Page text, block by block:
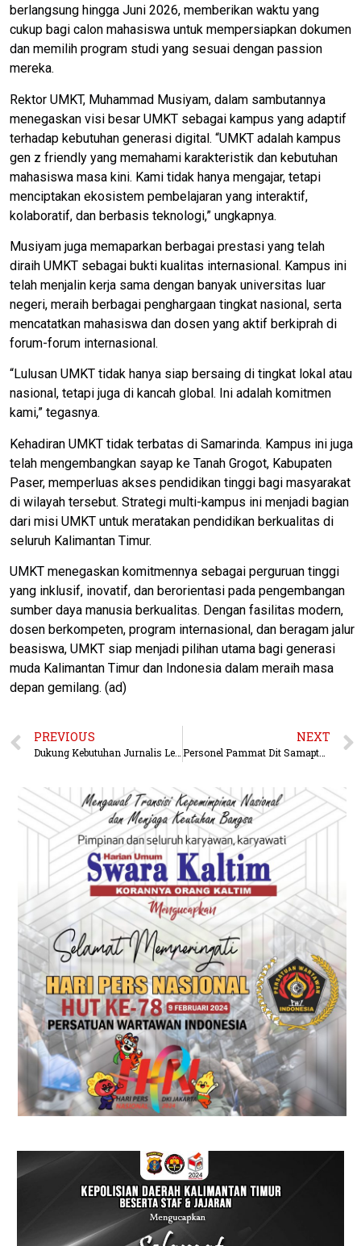
berlangsung hingga Juni 2026, memberikan waktu yang
cukup bagi calon mahasiswa untuk mempersiapkan dokumen
dan memilih program studi yang sesuai dengan passion
mereka.
Rektor UMKT, Muhammad Musiyam, dalam sambutannya
menegaskan visi besar UMKT sebagai kampus yang adaptif
terhadap kebutuhan generasi digital. “UMKT adalah kampus
gen z friendly yang memahami karakteristik dan kebutuhan
mahasiswa masa kini. Kami tidak hanya mengajar, tetapi
menciptakan ekosistem pembelajaran yang interaktif,
kolaboratif, dan berbasis teknologi,” ungkapnya.
Musiyam juga memaparkan berbagai prestasi yang telah
diraih UMKT sebagai bukti kualitas internasional. Kampus ini
telah menjalin kerja sama dengan banyak universitas luar
negeri, meraih berbagai penghargaan tingkat nasional, serta
mencatatkan mahasiswa dan dosen yang aktif berkiprah di
forum-forum internasional.
“Lulusan UMKT tidak hanya siap bersaing di tingkat lokal atau
nasional, tetapi juga di kancah global. Ini adalah komitmen
kami,” tegasnya.
Kehadiran UMKT tidak terbatas di Samarinda. Kampus ini juga
telah mengembangkan sayap ke Tanah Grogot, Kabupaten
Paser, memperluas akses pendidikan tinggi bagi masyarakat
di wilayah tersebut. Strategi multi-kampus ini menjadi bagian
dari misi UMKT untuk meratakan pendidikan berkualitas di
seluruh Kalimantan Timur.
UMKT menegaskan komitmennya sebagai perguruan tinggi
yang inklusif, inovatif, dan berorientasi pada pengembangan
sumber daya manusia berkualitas. Dengan fasilitas modern,
dosen berkompeten, program internasional, dan beragam jalur
beasiswa, UMKT siap menjadi pilihan utama bagi generasi
muda Kalimantan Timur dan Indonesia dalam meraih masa
depan gemilang. (ad)
PREVIOUS NEXT
Personel Pammat Dit Samapta Polda Kaltim, Bantu Kebakaran Rumah Warga di Balikpapan Barat